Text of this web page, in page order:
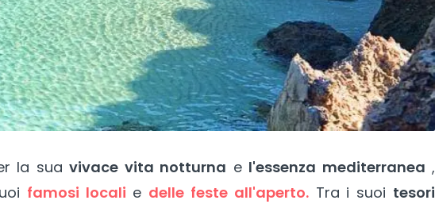
la sua vivace vita notturna e l'essenza mediterranea ,
famosi locali e delle feste all'aperto.Tra i suoi tesori